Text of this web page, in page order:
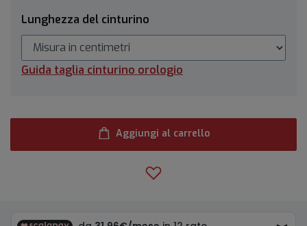
Lunghezza del cinturino
Guida taglia cinturino orologio
Aggiungi al carrello